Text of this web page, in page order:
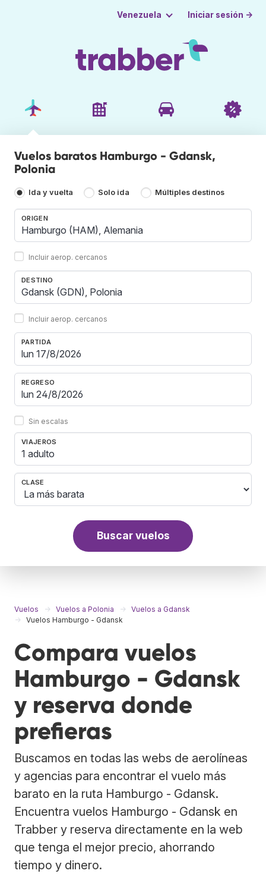
Venezuela Iniciar sesión →
Vuelos baratos Hamburgo - Gdansk,
Polonia
Ida y vuelta Solo ida Múltiples destinos
ORIGEN
Incluir aerop. cercanos
DESTINO
Incluir aerop. cercanos
PARTIDA
REGRESO
Sin escalas
VIAJEROS
1 adulto
CLASE
Buscar vuelos
Vuelos Vuelos a Polonia
Vuelos a Gdansk
Vuelos Hamburgo - Gdansk
Compara vuelos
Hamburgo - Gdansk
y reserva donde
prefieras
Buscamos en todas las webs de aerolíneas
y agencias para encontrar el vuelo más
barato en la ruta Hamburgo - Gdansk.
Encuentra vuelos Hamburgo - Gdansk en
Trabber y reserva directamente en la web
que tenga el mejor precio, ahorrando
tiempo y dinero.